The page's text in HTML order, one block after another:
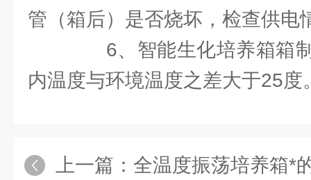
管（箱后）是否烧坏，检查供电
6、智能生化培养箱箱制
内温度与环境温度之差大于25度
上一篇： 全温度振荡培养箱*